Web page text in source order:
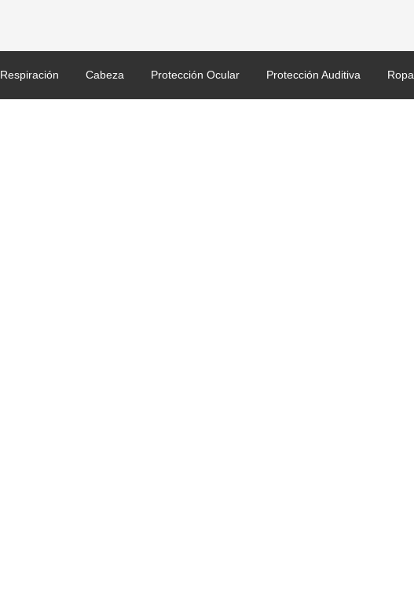
Respiración Cabeza Protección Ocular Protección Auditiva Ropa